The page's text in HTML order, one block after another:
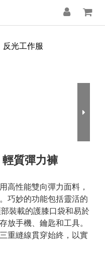
反光工作服
質彈力褲
高性能雙向彈力面料，
巧妙的功能包括靈活的
裝載的護膝口袋和易於
放手機、鑰匙和工具。
重縫線貫穿始終，以實